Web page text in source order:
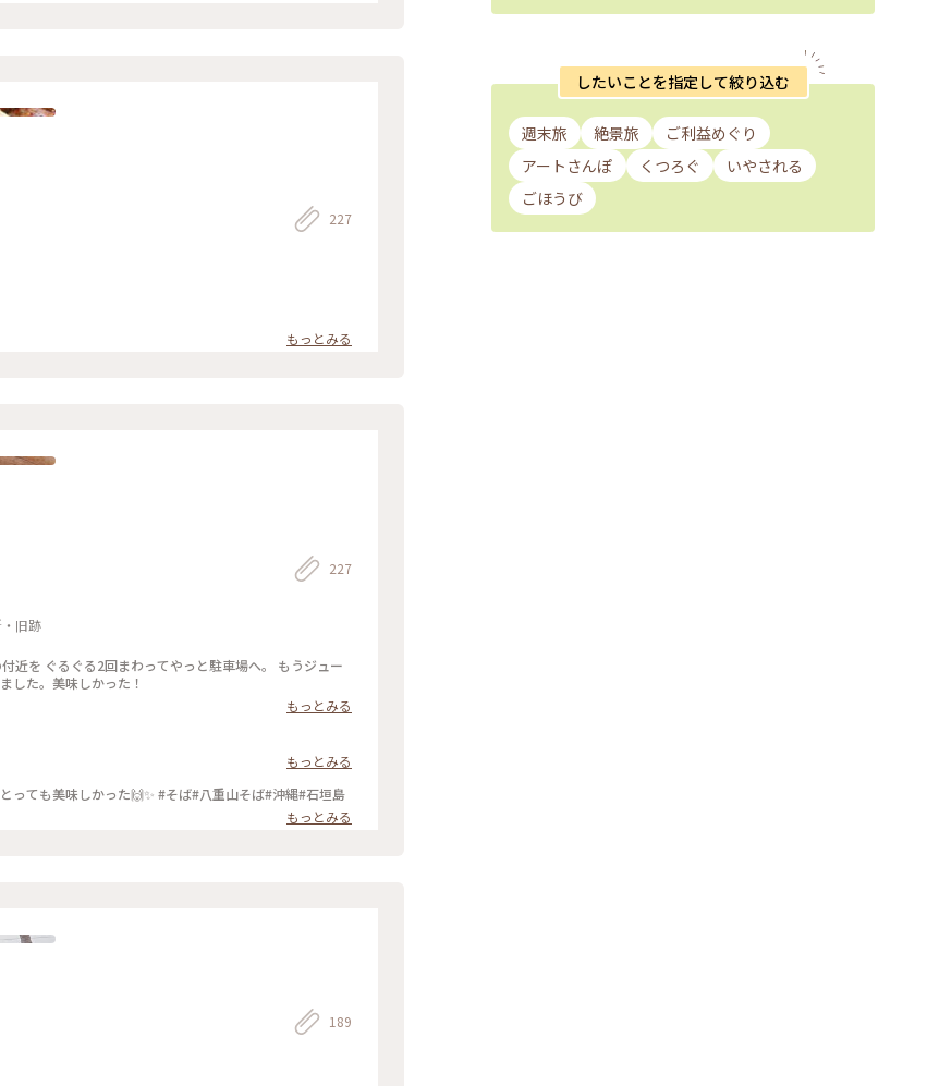
227
もっとみる
旧跡
227
近を ぐるぐる2回まわってやっと駐車場へ。 もうジュー
した。美味しかった！
もっとみる
もっとみる
食べてみたかった八重山そば😋🍜 あっさりしてるけど、とっても美味しかった🙌✨ #そば#八重山そば#沖縄#石垣島
もっとみる
189
したいことを指定して絞り込む
週末旅 絶景旅
ご利益めぐり
アートさんぽ
くつろぐ
いやされる
ごほうび